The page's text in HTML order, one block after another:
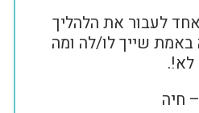
לעבור את הלהליך
שייך לו/לה ומה
לא!.
– חיה